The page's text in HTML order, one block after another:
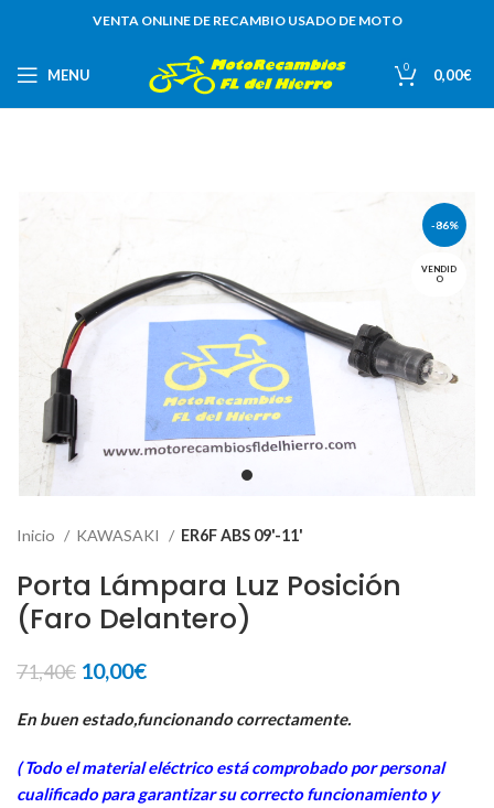
VENTA ONLINE DE RECAMBIO USADO DE MOTO
MENU 0 0,00€
-86%
VENDID
O
Inicio KAWASAKI ER6F ABS 09'-11'
Porta Lámpara Luz Posición
(Faro Delantero)
71,40€ El
original
71,40€.
10,00€El
actual
10,00€.
En buen estado,funcionando correctamente.
( Todo el material eléctrico está comprobado por personal
cualificado para garantizar su correcto funcionamiento y